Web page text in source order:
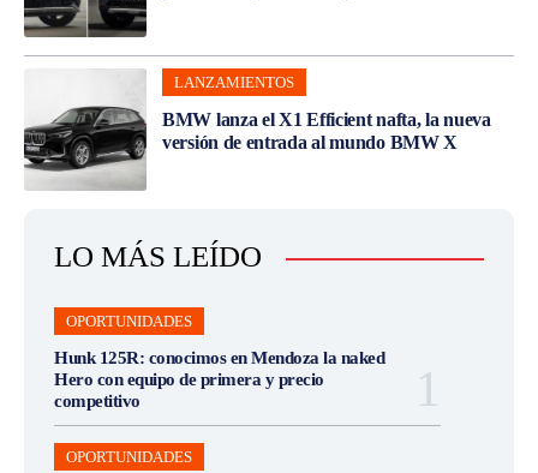
LANZAMIENTOS
BMW lanza el X1 Efficient nafta, la nueva
versión de entrada al mundo BMW X
LO MÁS LEÍDO
OPORTUNIDADES
Hunk 125R: conocimos en Mendoza la naked
Hero con equipo de primera y precio
competitivo
OPORTUNIDADES